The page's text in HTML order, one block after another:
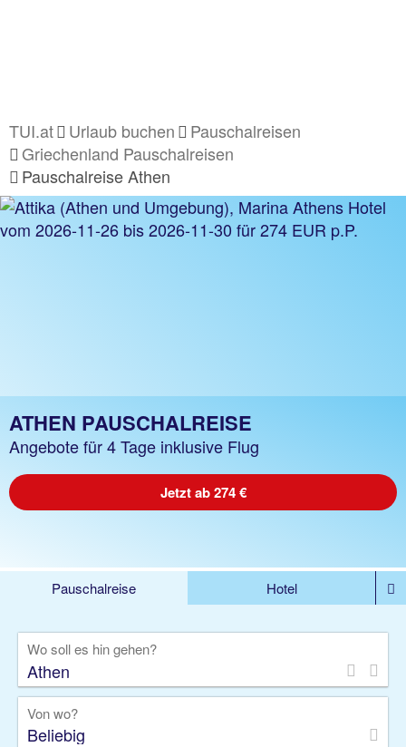
TUI.at Urlaub buchen
Pauschalreisen
Griechenland Pauschalreisen
Pauschalreise Athen
ATHEN PAUSCHALREISE
Angebote für 4 Tage inklusive Flug
Jetzt ab 274 €
Pauschalreise
Hotel
Rundreise
Kreuzfahrt
Gruppenreise
Camper Privattransfer
Wo soll es hin gehen?
Von wo?
Beliebig